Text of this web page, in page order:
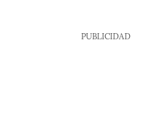
PUBLICIDAD